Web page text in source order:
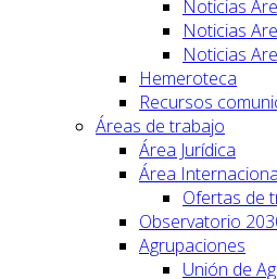
Noticias
Noticias
Noticias
Hemeroteca
Recursos
Áreas de trabajo
Área Jurídica
Área
Ofertas de
Observatorio
Agrupaciones
Unión de